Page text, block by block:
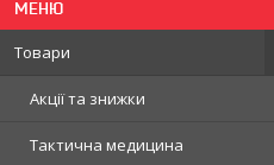
Товари
Акції та знижки
Тактична медицина